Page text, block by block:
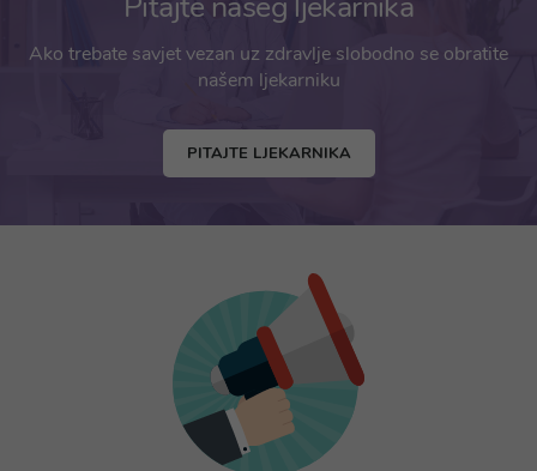
Ako trebate savjet vezan uz zdravlje slobodno se obratite
našem ljekarniku
PITAJTE LJEKARNIKA